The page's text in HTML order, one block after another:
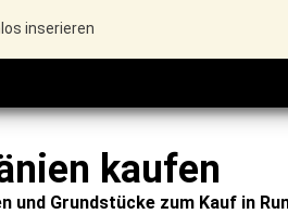
kaufen
und Grundstücke zum Kauf in
inserieren